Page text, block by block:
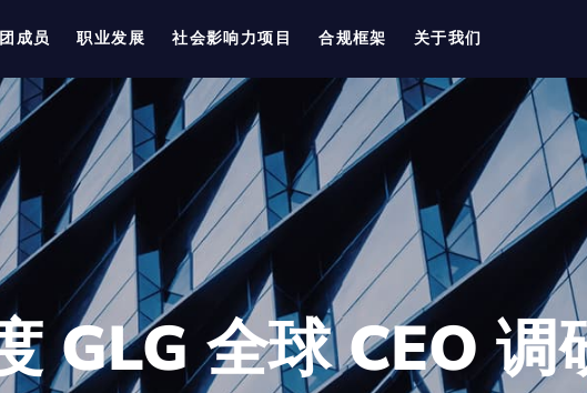
成员 职业发展 社会影响力项目 合规框架 关于我们
GLG 全球 CEO 调